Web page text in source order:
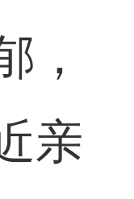
，
亲